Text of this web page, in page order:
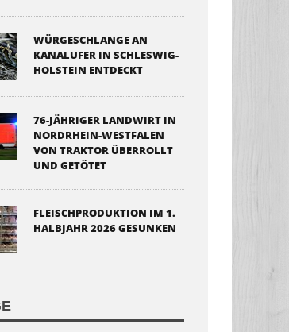
WÜRGESCHLANGE AN
KANALUFER IN SCHLESWIG-
HOLSTEIN ENTDECKT
76-JÄHRIGER LANDWIRT IN
NORDRHEIN-WESTFALEN
VON TRAKTOR ÜBERROLLT
UND GETÖTET
FLEISCHPRODUKTION IM 1.
HALBJAHR 2026 GESUNKEN